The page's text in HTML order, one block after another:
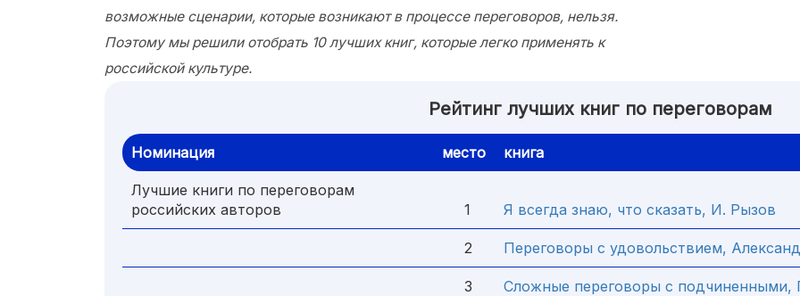
возможные сценарии, которые возникают в процессе переговоров, нельзя.
Поэтому мы решили отобрать 10 лучших книг, которые легко применять к
российской культуре.
Рейтинг лучших книг по переговорам
Номинация место книга
Лучшие книги по переговорам
российских авторов
1 Я всегда знаю, что сказать, И. Рызов
2 Переговоры с удовольствием,
3 Сложные переговоры с подчиненными,